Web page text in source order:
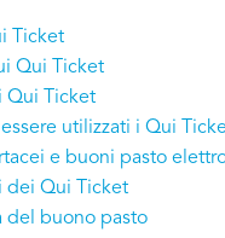
Ticket
Qui Ticket
Qui Ticket
utilizzati i Qui
e buoni pasto
dei Qui Ticket
del buono pasto